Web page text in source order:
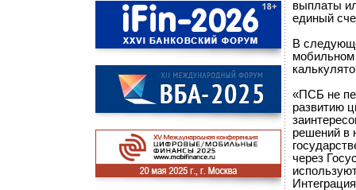
выплаты
единый
В
мобильном
«ПСБ не
развитию
решений в
через